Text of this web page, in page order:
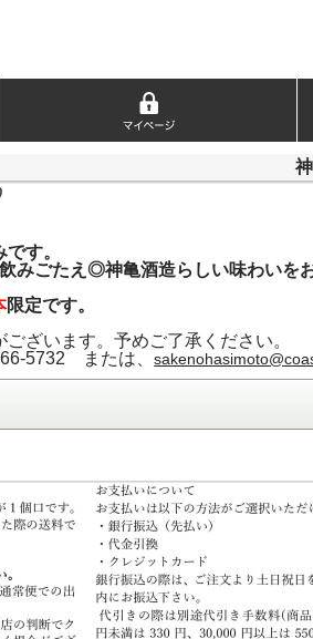
す。
みごたえ◎神亀酒造らしい味わいを
限定です。
ざいます。予めご了承ください。
5732 または、